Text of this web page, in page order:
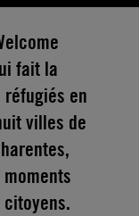
fait la
réfugiés en
villes de